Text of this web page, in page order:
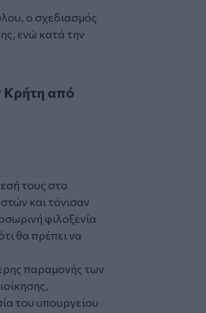
ο σχεδιασμός
ενώ κατά την
Αρναουτάκη-Μαρινάκη
Κρήτη από
τους στο
και τόνισαν
φιλοξενία
θα πρέπει να
παραμονής των
του υπουργείου